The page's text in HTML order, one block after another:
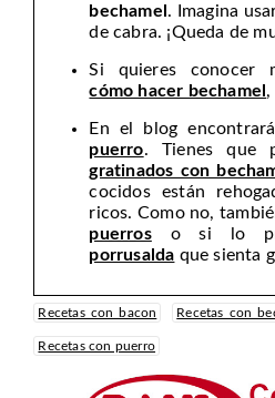
bechamel. Imagina
de cabra. ¡Queda de
Si quieres conocer
cómo hacer bechamel,
En el blog
puerro. Tienes que
gratinados con
cocidos están
ricos. Como no,
puerroso si lo
porrusalda que sienta
Recetas con bacon Recetas con
Recetas con puerro